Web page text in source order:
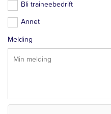
Bli traineebedrift
Annet
Melding